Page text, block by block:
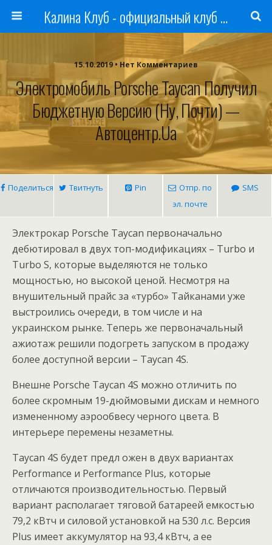
Калина Клуб - официальный клуб ЛАДА
15.10.2019 • Нет Комментариев
Электромобиль Porsche Taycan Получил
Бюджетную Версию (ну, Почти) —
Автоцентр.ua
Поделиться Твитнуть Pin
Отпр. по
эл. почте
SMS
Электрокар Porsche Taycan первоначально
дебютировал в двух топ-модификациях – Turbo и
Turbo S, которые выделяются не только
мощностью, но высокой ценой. Несмотря на
внушительный прайс за «турбо» Тайканами уже
выстроились очереди, в том числе и на
украинском рынке. Теперь же первоначальный
ажиотаж решили подогреть запуском в продажу
более доступной версии – Taycan 4S.
Внешне Porsche Taycan 4S можно отличить по
более скромным 19-дюймовыми дискам и немного
измененному аэрообвесу черного цвета. В
интерьере перемены незаметны.
Taycan 4S будет предл ожен в двух вариантах
Performance и Performance Plus, которые
отличаются производительностью. Первый
вариант располагает тяговой батареей емкостью
79,2 кВтч и силовой установкой на 530 л.с. Версия
Plus имеет аккумулятор на 93,4 кВтч, а ее